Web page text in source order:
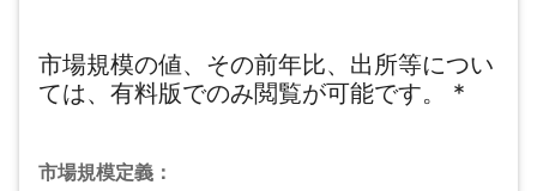
市場規模の値、その前年比、出所等につい
ては、有料版でのみ閲覧が可能です。
*
市場規模定義：